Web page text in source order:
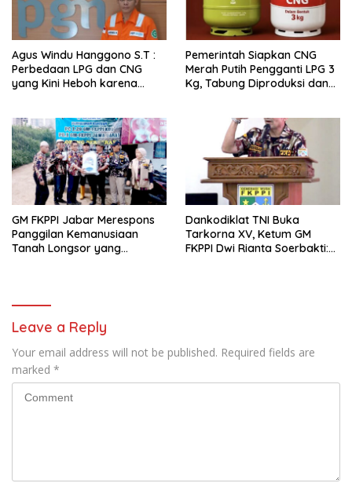
Agus Windu Hanggono S.T :
Perbedaan LPG dan CNG
yang Kini Heboh karena
Pemerintah Siapkan CNG
Merah Putih Pengganti LPG 3
Kg, Tabung Diproduksi dan
GM FKPPI Jabar Merespons
Panggilan Kemanusiaan
Tanah Longsor yang
Dankodiklat TNI Buka
Tarkorna XV, Ketum GM
FKPPI Dwi Rianta Soerbakti:
Leave a Reply
Your email address will not be published. Required fields are
marked *